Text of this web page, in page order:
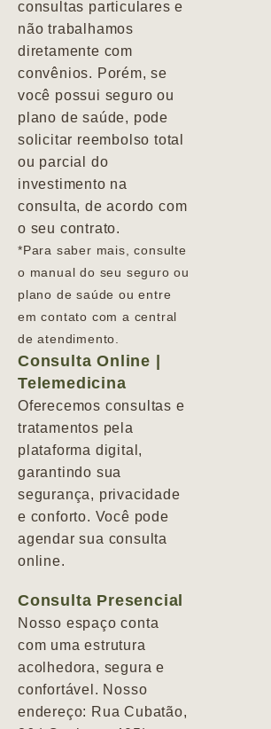
consultas particulares e
não trabalhamos
diretamente com
convênios. Porém, se
você possui seguro ou
plano de saúde, pode
solicitar reembolso total
ou parcial do
investimento na
consulta, de acordo com
o seu contrato.
*Para saber mais, consulte
o manual do seu seguro ou
plano de saúde ou entre
em contato com a central
de atendimento.
Consulta Online |
Telemedicina
Oferecemos consultas e
tratamentos pela
plataforma digital,
garantindo sua
segurança, privacidade
e conforto. Você pode
agendar sua consulta
online.
Consulta Presencial
Nosso espaço conta
com uma estrutura
acolhedora, segura e
confortável. Nosso
endereço: Rua Cubatão,